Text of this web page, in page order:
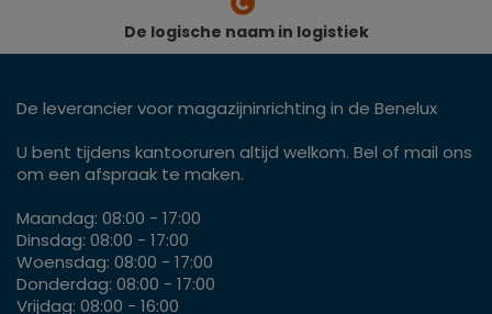
De logische naam in logistiek
De leverancier voor magazijninrichting in de Benelux
U bent tijdens kantooruren altijd welkom. Bel of mail ons
om een afspraak te maken.
Maandag: 08:00 - 17:00
Dinsdag: 08:00 - 17:00
Woensdag: 08:00 - 17:00
Donderdag: 08:00 - 17:00
Vrijdag: 08:00 - 16:00